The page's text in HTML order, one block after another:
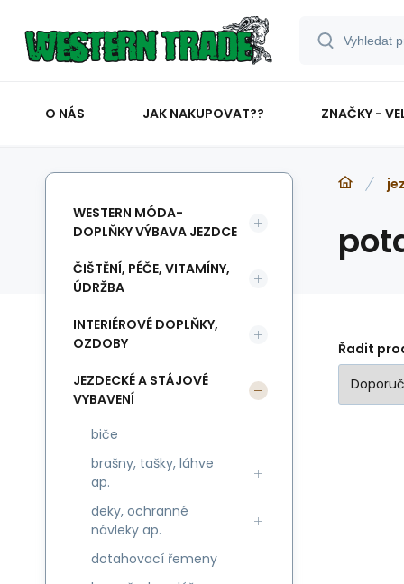
O NÁS JAK NAKUPOVAT?? ZNAČKY -
Řadit
WESTERN MÓDA-
DOPLŇKY VÝBAVA JEZDCE
ČIŠTĚNÍ, PÉČE, VITAMÍNY,
ÚDRŽBA
INTERIÉROVÉ DOPLŇKY,
OZDOBY
JEZDECKÉ A STÁJOVÉ
VYBAVENÍ
biče
brašny, tašky, láhve
ap.
deky, ochranné
návleky ap.
dotahovací řemeny